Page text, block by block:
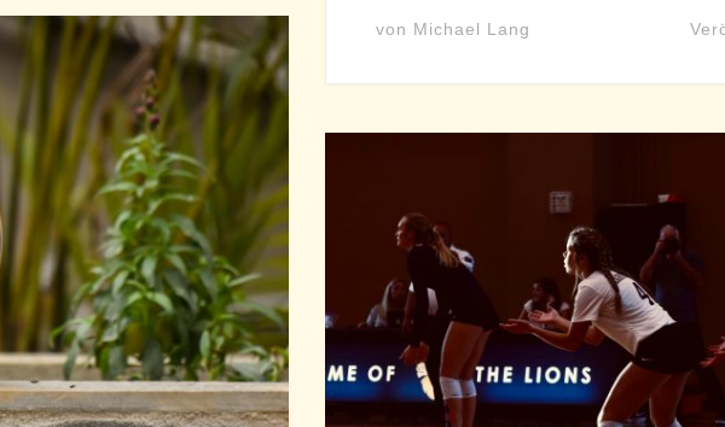
von Michael Lang